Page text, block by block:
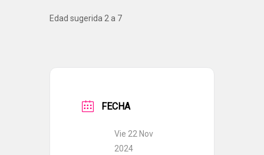
Edad sugerida 2 a 7
FECHA
Vie 22 Nov
2024